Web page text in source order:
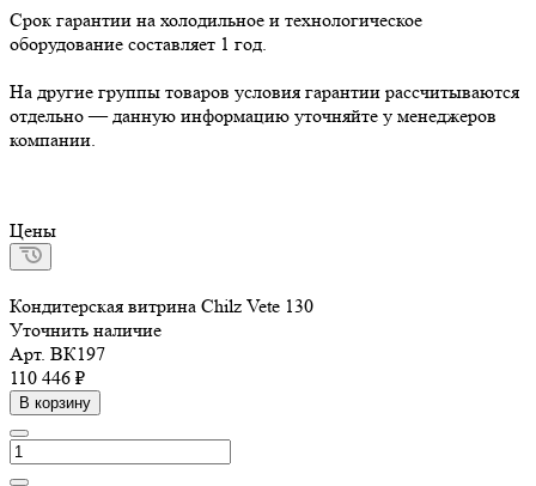
Срок гарантии на холодильное и технологическое
оборудование составляет 1 год.
На другие группы товаров условия гарантии рассчитываются
отдельно — данную информацию уточняйте у менеджеров
компании.
Цены
Кондитерская витрина Chilz Vete 130
Уточнить наличие
Арт. ВК197
110 446 ₽
В корзину